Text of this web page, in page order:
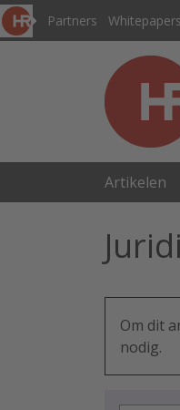
Partners Whitepapers
Artikelen
Om dit
nodig.